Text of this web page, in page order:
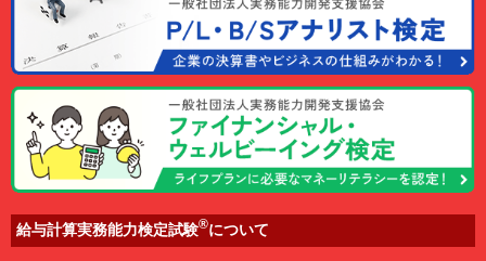
給与計算実務能力検定試験®について